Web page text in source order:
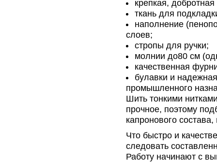
крепкая,
ткань для
наполнение
слоев;
стропы для ручки;
молнии до80 см
качественная
булавки и
промышленного
Шить тонкими
прочное, поэтому
капронового
Что быстро и
следовать
Работу начинают с